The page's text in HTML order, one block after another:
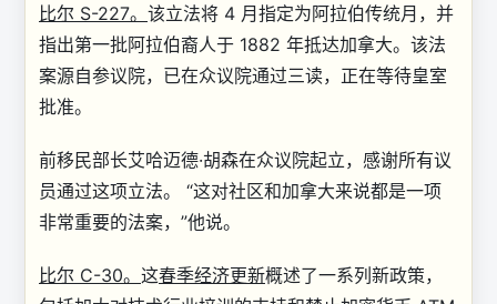
比尔 S-227。 该立法将 4 月指定为阿拉伯传统月，并
指出第一批阿拉伯裔人于 1882 年抵达加拿大。该法
案源自参议院，已在众议院通过三读，正在等待皇室
批准。
前移民部长艾哈迈德·胡森在众议院起立，感谢所有议
员通过这项立法。 “这对社区和加拿大来说都是一项
非常重要的法案，”他说。
比尔 C-30。 这春季经济更新概述了一系列新政策，